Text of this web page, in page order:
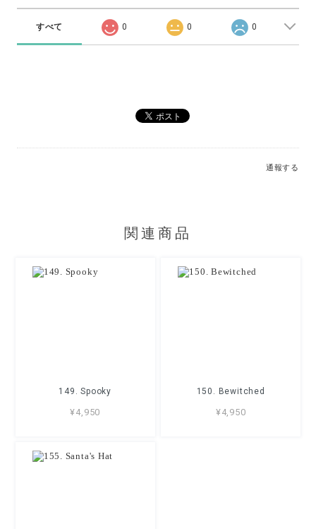
すべて 0 0 0
通報する
関連商品
149. Spooky
¥4,950
150. Bewitched
¥4,950